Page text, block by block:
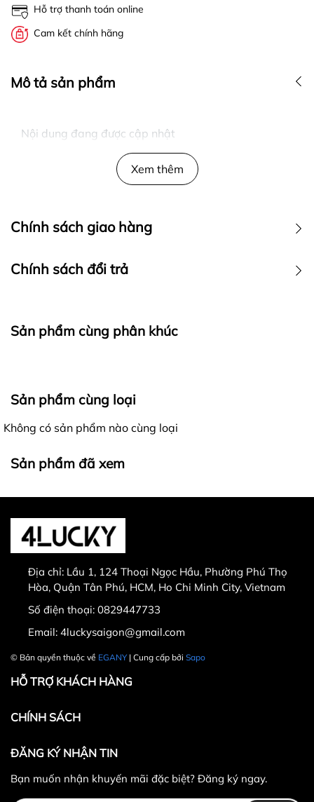
Hỗ trợ thanh toán online
Cam kết chính hãng
Mô tả sản phẩm
Nội dung đang được cập nhật
Xem thêm
Chính sách giao hàng
Lưu ý:
Chính sách đổi trả
trải nghiệm mua sắm tốt nhất, các sản phẩm của
hàng nguyên mới, chất lượng, đúng với thông tin mô tả
Thời gian đổi hàng trong vòng từ
ngày nhận hàng.
Thời gian được tính từ thời điểm xuất hóa đơn.
Sản phẩm chưa qua sử dụng, không bị dơ bẩn, còn
nguyên tem mác, hộp / bao bì sản phẩm đi kèm
(nếu có).
Sản phẩm được chọn để đổi phải có
Không hoàn lại tiền thừa
phẩm đổi.
Sản phẩm cùng phân khúc
Sản phẩm cùng loại
Không có sản phẩm nào cùng loại
Sản phẩm đã xem
Địa chỉ: Lầu 1, 124 Thoại Ngọc Hầu, Phường Phú Thọ
Hòa, Quận Tân Phú, HCM, Ho Chi Minh City, Vietnam
Số điện thoại: 0829447733
Email: 4luckysaigon@gmail.com
© Bản quyền thuộc về EGANY| Cung cấp bởi Sapo
HỖ TRỢ KHÁCH HÀNG
CHÍNH SÁCH
ĐĂNG KÝ NHẬN TIN
Bạn muốn nhận khuyến mãi đặc biệt? Đăng ký ngay.